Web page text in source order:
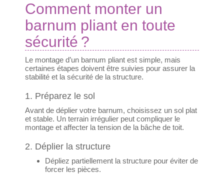
Comment monter un
barnum pliant en toute
sécurité ?
Le montage d’un barnum pliant est simple, mais
certaines étapes doivent être suivies pour assurer la
stabilité et la sécurité de la structure.
1. Préparez le sol
Avant de déplier votre barnum, choisissez un sol plat
et stable. Un terrain irrégulier peut compliquer le
montage et affecter la tension de la bâche de toit.
2. Déplier la structure
Dépliez partiellement la structure pour éviter de
forcer les pièces.